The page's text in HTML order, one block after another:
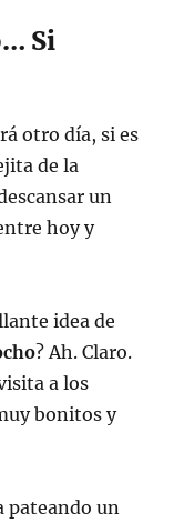
Si
otro día, si es
de la
un
hoy y
idea de
? Ah. Claro.
a los
bonitos y
pateando un